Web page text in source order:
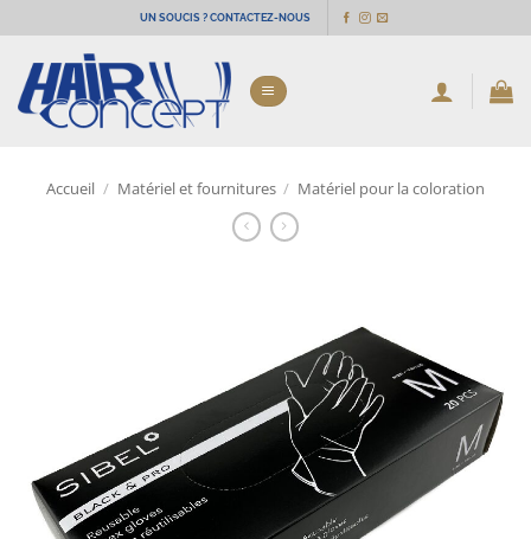
au
contenu
UN SOUCIS ? CONTACTEZ-NOUS
Accueil / Matériel et fournitures / Matériel pour la coloration